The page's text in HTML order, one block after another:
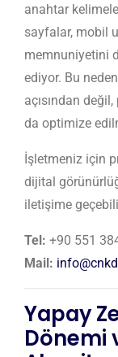
anahtar
sayfalar, mobil
memnuniyetini
ediyor. Bu
açısından
da optimize
İşletmeniz için
dijital
iletişime
Tel: +90 551
Mail:
Yapay
Dönemi